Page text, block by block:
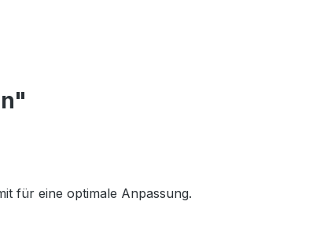
für eine optimale Anpassung.